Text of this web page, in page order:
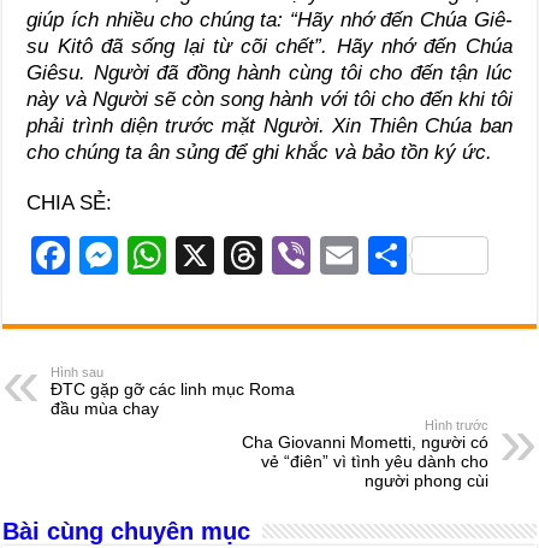
giúp ích nhiều cho chúng ta: “Hãy nhớ đến Chúa Giê-
su Kitô đã sống lại từ cõi chết”. Hãy nhớ đến Chúa
Giêsu. Người đã đồng hành cùng tôi cho đến tận lúc
này và Người sẽ còn song hành với tôi cho đến khi tôi
phải trình diện trước mặt Người. Xin Thiên Chúa ban
cho chúng ta ân sủng để ghi khắc và bảo tồn ký ức.
CHIA SẺ:
F
c
e
b
k
M
ss
n
W
at
A
X
T
e
d
s
Vi
er
E
ail
S
ar
Hình sau
ĐTC gặp gỡ các linh mục Roma
đầu mùa chay
Hình trước
Cha Giovanni Mometti, người có
vẻ “điên” vì tình yêu dành cho
người phong cùi
Bài cùng chuyên mục